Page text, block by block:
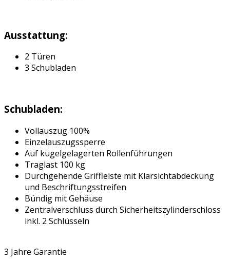
Ausstattung:
2 Türen
3 Schubladen
Schubladen:
Vollauszug 100%
Einzelauszugssperre
Auf kugelgelagerten Rollenführungen
Traglast 100 kg
Durchgehende Griffleiste mit Klarsichtabdeckung
und Beschriftungsstreifen
Bündig mit Gehäuse
Zentralverschluss durch Sicherheitszylinderschloss
inkl. 2 Schlüsseln
3 Jahre Garantie